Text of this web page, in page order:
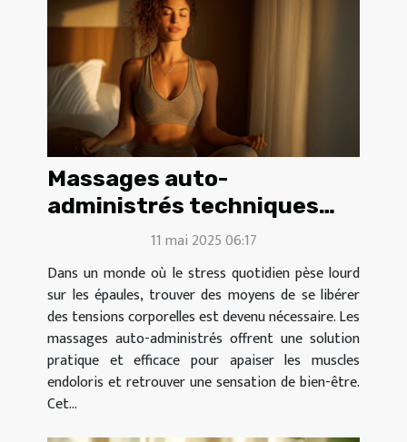
Massages auto-
administrés techniques
simples pour relâcher les
tensions corporelles
11 mai 2025 06:17
Dans un monde où le stress quotidien pèse lourd
sur les épaules, trouver des moyens de se libérer
des tensions corporelles est devenu nécessaire. Les
massages auto-administrés offrent une solution
pratique et efficace pour apaiser les muscles
endoloris et retrouver une sensation de bien-être.
Cet...